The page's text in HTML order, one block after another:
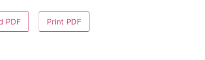
PDF Print PDF